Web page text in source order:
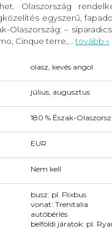
Olaszország
egyszerű,
Olaszország: –
Cinque terre,... tovább »
olasz, kevés angol
július, augusztus
180 % Észak-
EUR
Nem kell
busz: pl. Flixbus
vonat: Trenitalia
autóbérlés
belföldi járatok: pl.